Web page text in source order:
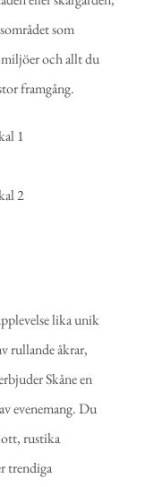
som
miljöer och allt du
framgång.
lika unik
rullande åkrar,
Skåne en
evenemang. Du
rustika
trendiga